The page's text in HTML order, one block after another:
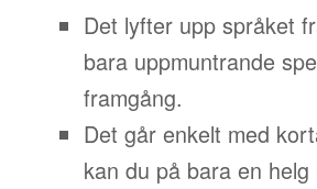
Det lyfter upp språket
bara uppmuntrande
framgång.
Det går enkelt med
kan du på bara en